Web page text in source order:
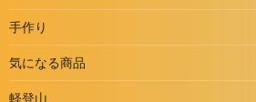
手作り
気になる商品
軽登山